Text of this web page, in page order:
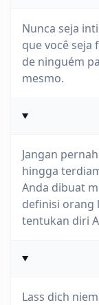
Nunca seja
que você seja
de ninguém
mesmo.
Jangan
hingga
Anda dibuat
definisi orang
tentukan diri
Lass dich